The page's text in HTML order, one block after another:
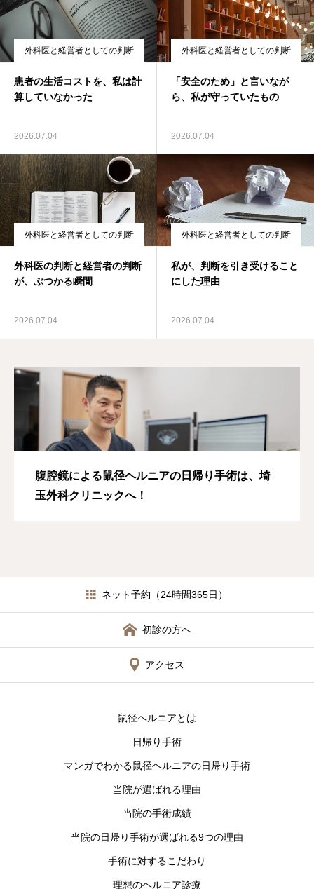
外科医と経営者としての判断
患者の生活コストを、私は計
算していなかった
2026.07.04
外科医と経営者としての判断
「安全のため」と言いなが
ら、私が守っていたもの
2026.07.04
外科医と経営者としての判断
外科医の判断と経営者の判断
が、ぶつかる瞬間
2026.07.04
外科医と経営者としての判断
私が、判断を引き受けること
にした理由
2026.07.04
腹腔鏡による鼠径ヘルニアの日帰り手術は、埼
玉外科クリニックへ！
ネット予約（24時間365日）
初診の方へ
アクセス
鼠径ヘルニアとは
日帰り手術
マンガでわかる鼠径ヘルニアの日帰り手術
当院が選ばれる理由
当院の手術成績
当院の日帰り手術が選ばれる9つの理由
手術に対するこだわり
理想のヘルニア診療